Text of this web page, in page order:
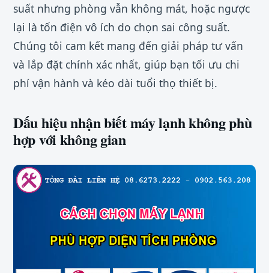
suất nhưng phòng vẫn không mát, hoặc ngược
lại là tốn điện vô ích do chọn sai công suất.
Chúng tôi cam kết mang đến giải pháp tư vấn
và lắp đặt chính xác nhất, giúp bạn tối ưu chi
phí vận hành và kéo dài tuổi thọ thiết bị.
Dấu hiệu nhận biết máy lạnh không phù
hợp với không gian